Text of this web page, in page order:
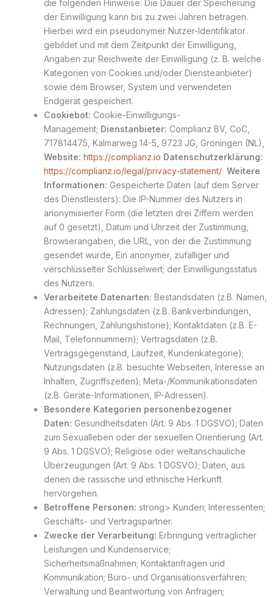
die folgenden Hinweise: Die Dauer der Speicherung
der Einwilligung kann bis zu zwei Jahren betragen.
Hierbei wird ein pseudonymer Nutzer-Identifikator
gebildet und mit dem Zeitpunkt der Einwilligung,
Angaben zur Reichweite der Einwilligung (z. B. welche
Kategorien von Cookies und/oder Diensteanbieter)
sowie dem Browser, System und verwendeten
Endgerät gespeichert.
Cookiebot: Cookie-Einwilligungs-
Management; Dienstanbieter: Complianz BV, CoC,
717814475, Kalmarweg 14-5, 9723 JG, Groningen (NL),
Website: https://complianz.io Datenschutzerklärung:
https://complianz.io/legal/privacy-statement/ Weitere
Informationen: Gespeicherte Daten (auf dem Server
des Dienstleisters): Die IP-Nummer des Nutzers in
anonymisierter Form (die letzten drei Ziffern werden
auf 0 gesetzt), Datum und Uhrzeit der Zustimmung,
Browserangaben, die URL, von der die Zustimmung
gesendet wurde, Ein anonymer, zufälliger und
verschlüsselter Schlüsselwert; der Einwilligungsstatus
des Nutzers.
Verarbeitete Datenarten: Bestandsdaten (z.B. Namen,
Adressen); Zahlungsdaten (z.B. Bankverbindungen,
Rechnungen, Zahlungshistorie); Kontaktdaten (z.B. E-
Mail, Telefonnummern); Vertragsdaten (z.B.
Vertragsgegenstand, Laufzeit, Kundenkategorie);
Nutzungsdaten (z.B. besuchte Webseiten, Interesse an
Inhalten, Zugriffszeiten); Meta-/Kommunikationsdaten
(z.B. Geräte-Informationen, IP-Adressen).
Besondere Kategorien personenbezogener
Daten: Gesundheitsdaten (Art. 9 Abs. 1 DGSVO); Daten
zum Sexualleben oder der sexuellen Orientierung (Art.
9 Abs. 1 DGSVO); Religiöse oder weltanschauliche
Überzeugungen (Art. 9 Abs. 1 DGSVO); Daten, aus
denen die rassische und ethnische Herkunft
hervorgehen.
Betroffene Personen: strong> Kunden; Interessenten;
Geschäfts- und Vertragspartner.
Zwecke der Verarbeitung: Erbringung vertraglicher
Leistungen und Kundenservice;
Sicherheitsmaßnahmen; Kontaktanfragen und
Kommunikation; Büro- und Organisationsverfahren;
Verwaltung und Beantwortung von Anfragen;